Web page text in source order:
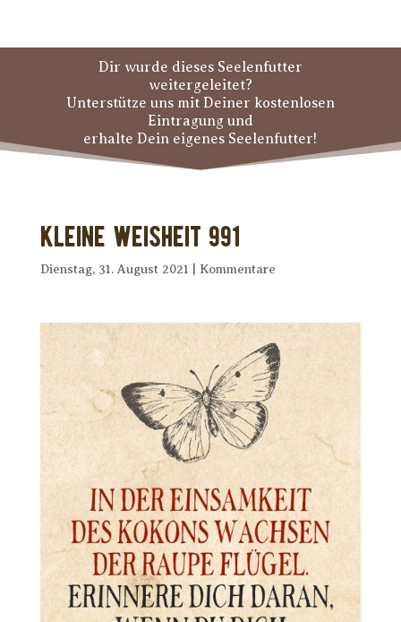
Dir wurde dieses Seelenfutter
weitergeleitet?
Unterstütze uns mit Deiner kostenlosen
Eintragung und
erhalte Dein eigenes Seelenfutter!
Kleine Weisheit 991
Dienstag, 31. August 2021 Kommentare